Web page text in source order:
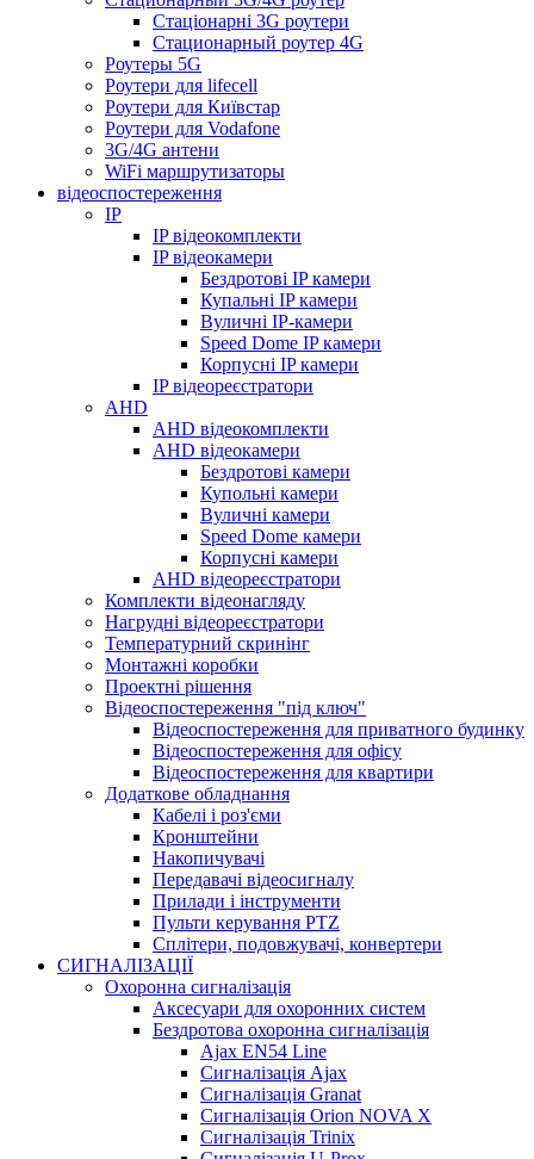
Стаціонарні 3G роутери
Стационарный роутер 4G
Роутеры 5G
Роутери для lifecell
Роутери для Київстар
Роутери для Vodafone
3G/4G антени
WiFi маршрутизаторы
відеоспостереження
IP
IP відеокомплекти
IP відеокамери
Бездротові IP камери
Купальні IP камери
Вуличні IP-камери
Speed Dome IP камери
Корпусні IP камери
IP відеореєстратори
AHD
AHD відеокомплекти
AHD відеокамери
Бездротові камери
Купольні камери
Вуличні камери
Speed Dome камери
Корпусні камери
AHD відеореєстратори
Комплекти відеонагляду
Нагрудні відеореєстратори
Температурний скринінг
Монтажні коробки
Проектні рішення
Відеоспостереження "під ключ"
Відеоспостереження для приватного будинку
Відеоспостереження для офісу
Відеоспостереження для квартири
Додаткове обладнання
Кабелі і роз'єми
Кронштейни
Накопичувачі
Передавачі відеосигналу
Прилади і інструменти
Пульти керування PTZ
Сплітери, подовжувачі, конвертери
СИГНАЛІЗАЦІЇ
Охоронна сигналізація
Аксесуари для охоронних систем
Бездротова охоронна сигналізація
Ajax EN54 Line
Сигналізація Ajax
Сигналізація Granat
Сигналізація Orion NOVA X
Сигналізація Trinix